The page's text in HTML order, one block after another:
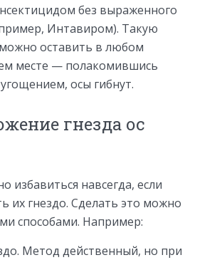
без выраженного
Интавиром). Такую
оставить в любом
месте — полакомившись
осы гибнут.
гнезда ос
избавиться навсегда, если
их гнездо. Сделать это можно
способами. Например:
Метод действенный, но при